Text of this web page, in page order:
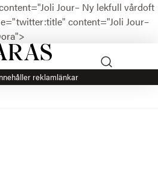
Jour– Ny lekfull vårdoft
content="Joli Jour–
reklamlänkar